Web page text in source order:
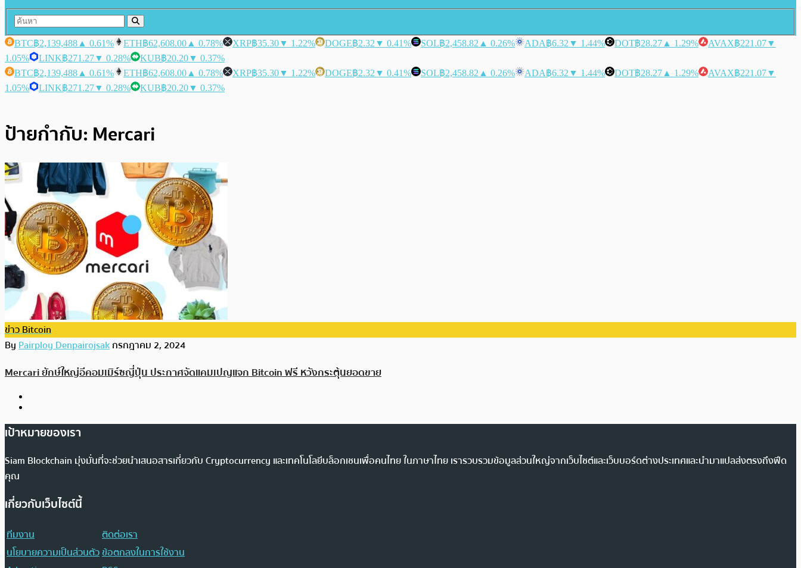
BTC฿2,139,488 ▲ 0.61% ETH฿62,608.00 ▲ 0.78% XRP฿35.30▼ 1.22% DOGE฿2.32 ▼ 0.41% SOL฿2,458.82 ▲ 0.26% ADA฿6.32 ▼ 1.44% DOT฿28.27 ▲ 1.29% AVAX฿221.07▼
1.05%
LINK฿271.27▼ 0.28% KUB฿20.20▼ 0.37%
BTC฿2,139,488 ▲ 0.61% ETH฿62,608.00 ▲ 0.78% XRP฿35.30▼ 1.22% DOGE฿2.32 ▼ 0.41% SOL฿2,458.82 ▲ 0.26% ADA฿6.32 ▼ 1.44% DOT฿28.27 ▲ 1.29% AVAX฿221.07▼
1.05%
LINK฿271.27▼ 0.28% KUB฿20.20▼ 0.37%
ป้ายกำกับ: Mercari
ข่าว Bitcoin
ByPairploy Denpairojsakกรกฎาคม 2, 2024
Mercari ยักษ์ใหญ่อีคอมเมิร์ซญี่ปุ่น ประกาศจัดแคมเปญแจก Bitcoin ฟรี หวังกระตุ้นยอดขาย
เป้าหมายของเรา
Siam Blockchain มุ่งมั่นที่จะช่วยนำเสนอสารเกี่ยวกับ Cryptocurrency และเทคโนโลยีบล็อกเชนเพื่อคนไทย ในภาษาไทย เรารวบรวมข้อมูลส่วนใหญ่จากเว็บไซต์และเว็บบอร์ดต่างประเทศและนำมาแปลส่งตรงถึงฟีด
คุณ
เกี่ยวกับเว็บไซต์นี้
ทีมงาน
ติดต่อเรา
นโยบายความเป็นส่วนตัวข้อตกลงในการใช้งาน